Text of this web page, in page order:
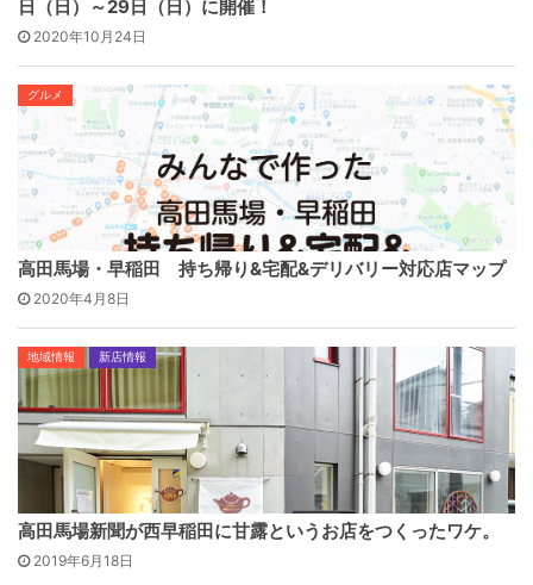
日（日）～29日（日）に開催！
2020年10月24日
グルメ
高田馬場・早稲田 持ち帰り&宅配&デリバリー対応店マップ
2020年4月8日
地域情報 新店情報
高田馬場新聞が西早稲田に甘露というお店をつくったワケ。
2019年6月18日